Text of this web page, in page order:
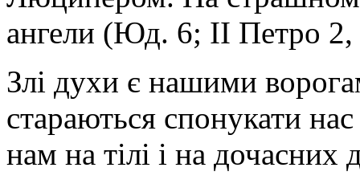
ангели (Юд. 6; II Петро 2,
Злі духи є нашими
стараються спонукати
нам на тілі і на дочасних